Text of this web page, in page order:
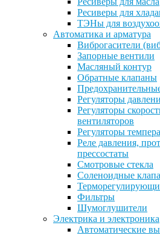
Ресиверы для
ТЭНы для
Автоматика и арматура
Виброгасители
Запорные вентили
Масляный контур
Обратные клапаны
Регуляторы
Регуляторы
вентиляторов
Регуляторы
Реле давления,
прессостаты
Смотровые стекла
Соленоидные
Фильтры
Шумоглушители
Электрика и электроника
Автоматические